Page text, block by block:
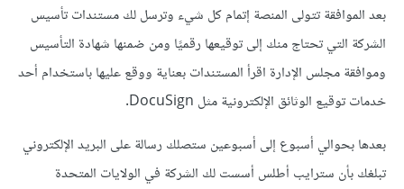
بعد الموافقة تتولى المنصة إتمام كل شيء وترسل لك مستندات تأسيس
الشركة التي تحتاج منك إلى توقيعها رقميًا ومن ضمنها شهادة التأسيس
وموافقة مجلس الإدارة اقرأ المستندات بعناية ووقع عليها باستخدام أحد
خدمات توقيع الوثائق الإلكترونية مثل DocuSign.
بعدها بحوالي أسبوع إلى أسبوعين ستصلك رسالة على البريد الإلكتروني
تبلغك بأن سترايب أطلس أسست لك الشركة في الولايات المتحدة